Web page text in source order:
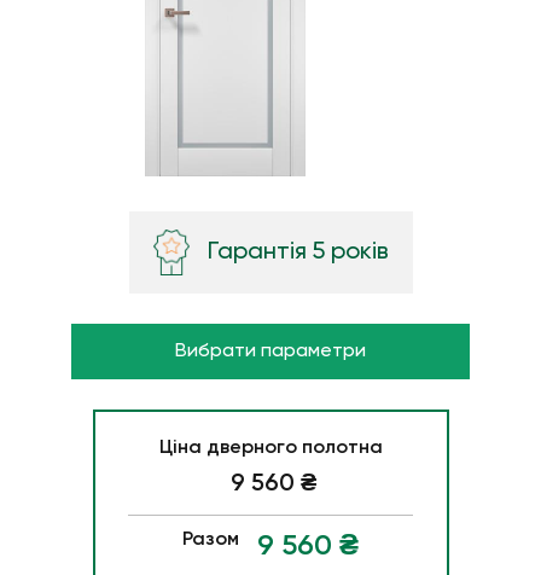
Гарантія 5 років
Вибрати параметри
Ціна дверного полотна
9 560 ₴
Разом 9 560 ₴